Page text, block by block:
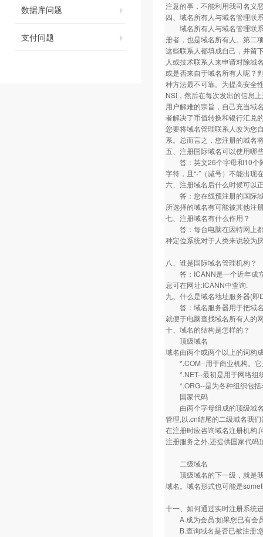
数据库问题
支付问题
注意的事，不能利用我司名义
四、域名所有人与域名管理联
域名所有人与域名管理联系
册者，也是域名所有人。第二
这些联系人都填成自己，并留
人或技术联系人来申请对除域
或是否来自于域名所有人呢？
种方法最不可靠。为提高安全
NSI，然后在每次发出的信息
用户解难的宗旨，自己充当域
者解决了币值转换和银行汇兑
您要将域名管理联系人改为您
系。总而言之，您注册的域名
五、注册国际域名可以使用哪
答：英文26个字母和10个阿
字符，且“-”（减号）不能出现
六、注册域名后什么时候可以
答：您在线预注册的国际域
所选择的域名有可能被其他注
七、注册域名有什么作用？
答：每台电脑在因特网上都
种定位系统对于人类来说较为
八、谁是国际域名管理机构？
答：ICANN是一个近年成立
息可在网址:ICANN中查询.
九、什么是域名地址服务器(即
答：域名服务器用于把域名
就便于电脑查找域名所有人的
十、域名的结构是怎样的？
顶级域名
域名由两个或两个以上的词构
*.COM--用于商业机构。它
*.NET--最初是用于网络组
*.ORG--是为各种组织包括
国家代码
由两个字母组成的顶级域名
管理,以.cn结尾的二级域名我
在注册时应咨询域名注册机构,
注册服务之外,还提供国家代码
二级域名
顶级域名的下一级，就是我
域名。域名形式也可能是
十一、如何通过实时注册系统
A.成为会员:如果您已有会
B.查询域名是否已被注册:您